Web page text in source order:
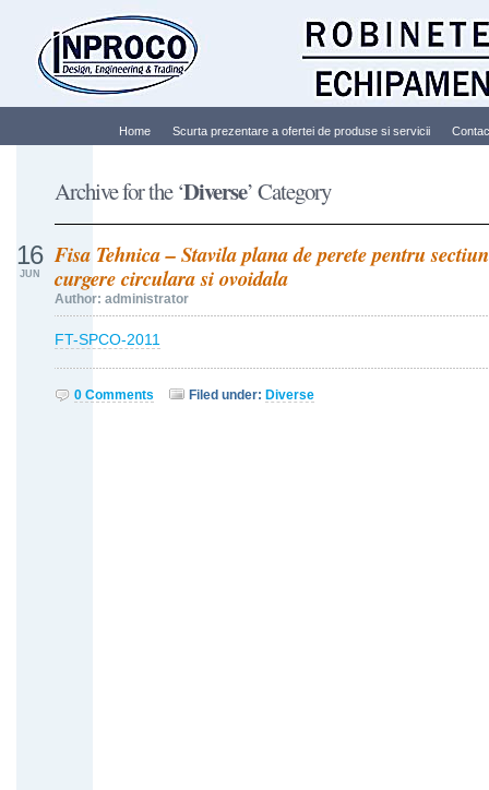
Home Scurta prezentare a ofertei de produse si servicii
Archive for the ‘Diverse’ Category
Fisa Tehnica – Stavila plana de perete pentru
curgere circulara si ovoidala
Author: administrator
16
JUN
FT-SPCO-2011
0 Comments Filed under: Diverse